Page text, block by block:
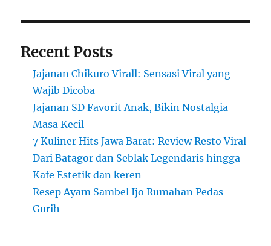
Dicoba
Recent Posts
Jajanan Chikuro Virall: Sensasi Viral yang
Wajib Dicoba
Jajanan SD Favorit Anak, Bikin Nostalgia
Masa Kecil
7 Kuliner Hits Jawa Barat: Review Resto Viral
Dari Batagor dan Seblak Legendaris hingga
Kafe Estetik dan keren
Resep Ayam Sambel Ijo Rumahan Pedas
Gurih